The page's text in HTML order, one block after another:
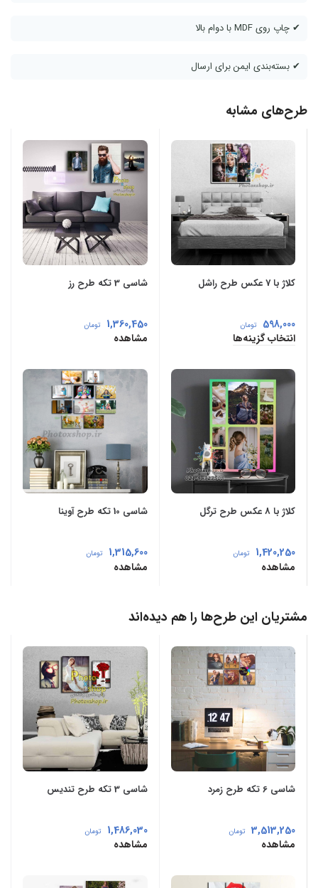
✔ چاپ روی MDF با دوام بالا
✔ بسته‌بندی ایمن برای ارسال
طرح‌های مشابه
کلاژ با 7 عکس طرح راشل
598,000 تومان
انتخاب گزینه‌ها
شاسی 3 تکه طرح رز
1,360,450 تومان
مشاهده
کلاژ با 8 عکس طرح ترگل
1,420,250 تومان
مشاهده
شاسی 10 تکه طرح آوینا
1,315,600 تومان
مشاهده
مشتریان این طرح‌ها را هم دیده‌اند
شاسی 6 تکه طرح زمرد
3,513,250 تومان
مشاهده
شاسی 3 تکه طرح تندیس
1,486,030 تومان
مشاهده